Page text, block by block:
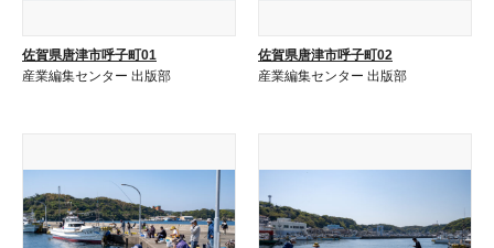
佐賀県唐津市呼子町01
産業編集センター 出版部
佐賀県唐津市呼子町02
産業編集センター 出版部